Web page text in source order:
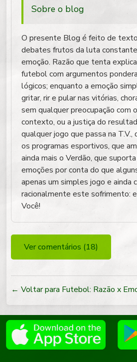
Sobre o blog
O presente Blog é feito de
debates frutos da luta
emoção. Razão que tenta
futebol com argumentos
lógicos; enquanto a emoção
gritar, rir e pular nas vitórias,
sem qualquer preocupação com
contexto, ou a justiça do
qualquer jogo que passa na
os programas esportivos, que
ainda mais o Verdão, que
emoções por conta do que
apenas um simples jogo e ainda
racionalmente este sofrimento:
Você!
Ver comentários (18)
← Voltar para Futebol: Razão x